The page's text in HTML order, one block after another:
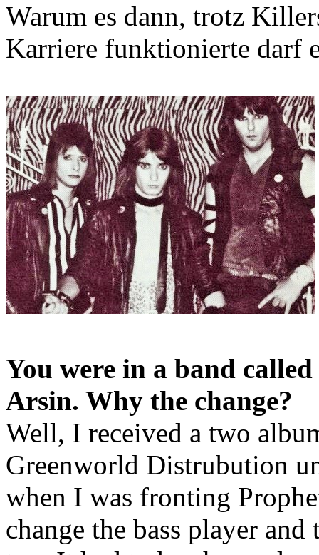
Warum es dann, trotz
Karriere funktionierte darf
You were in a band
Arsin. Why the change?
Well, I received a two
Greenworld Distrubution
when I was fronting
change the bass player